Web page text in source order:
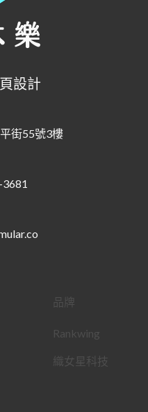
設計
街55號3樓
品牌
Rankwing
織女星科技